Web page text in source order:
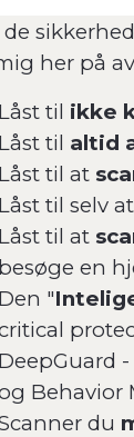
de
her på
Låst til ikke
Låst til altid
Låst til at
Låst til selv
Låst til at
besøge en
Den "
DeepGuard -
Behavior
du